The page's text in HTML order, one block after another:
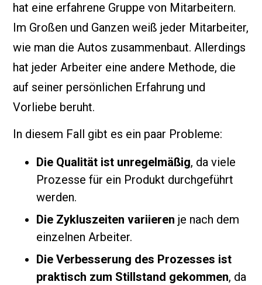
hat eine erfahrene Gruppe von Mitarbeitern.
Im Großen und Ganzen weiß jeder Mitarbeiter,
wie man die Autos zusammenbaut. Allerdings
hat jeder Arbeiter eine andere Methode, die
auf seiner persönlichen Erfahrung und
Vorliebe beruht.
In diesem Fall gibt es ein paar Probleme:
Die Qualität ist unregelmäßig, da viele
Prozesse für ein Produkt durchgeführt
werden.
Die Zykluszeiten variieren je nach dem
einzelnen Arbeiter.
Die Verbesserung des Prozesses ist
praktisch zum Stillstand gekommen, da